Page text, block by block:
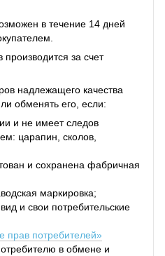
в течение 14 дней
за счет
надлежащего качества
обменять его, если:
и не имеет следов
царапин, сколов,
и сохранена фабричная
маркировка;
и свои потребительские
прав потребителей»
в обмене и